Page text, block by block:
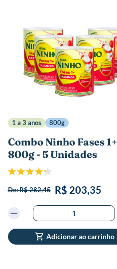
1 a 3 anos 800g
Combo Ninho Fases 1+
800g - 5 Unidades
Classificação:
De:R$ 282,45 R$ 203,35
Adicionar ao carrinho